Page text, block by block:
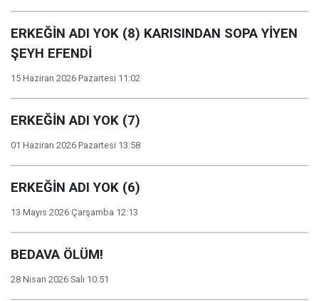
ERKEĞİN ADI YOK (8) KARISINDAN SOPA YİYEN
ŞEYH EFENDİ
15 Haziran 2026 Pazartesi 11:02
ERKEĞİN ADI YOK (7)
01 Haziran 2026 Pazartesi 13:58
ERKEĞİN ADI YOK (6)
13 Mayıs 2026 Çarşamba 12:13
BEDAVA ÖLÜM!
28 Nisan 2026 Salı 10:51